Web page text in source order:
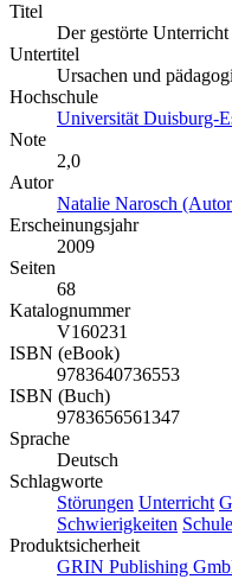
Titel
Der gestörte
Untertitel
Ursachen und
Hochschule
Universität Duisburg-
Note
2,0
Autor
Natalie Narosch
Erscheinungsjahr
2009
Seiten
68
Katalognummer
V160231
ISBN (eBook)
9783640736553
ISBN (Buch)
9783656561347
Sprache
Deutsch
Schlagworte
Störungen Unterricht
Schwierigkeiten Schule
Produktsicherheit
GRIN Publishing